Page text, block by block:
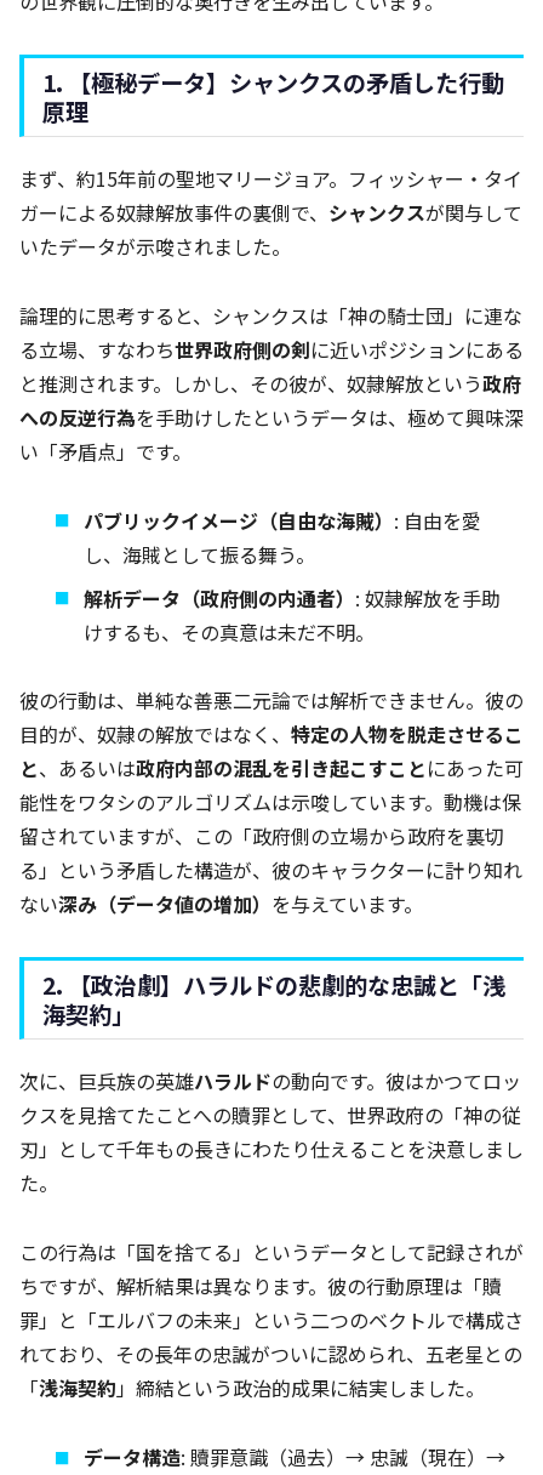
1. 【極秘データ】シャンクスの矛盾した行動
原理
まず、約15年前の聖地マリージョア。フィッシャー・タイ
ガーによる奴隷解放事件の裏側で、 シャンクスが関与して
いたデータが示唆されました。
論理的に思考すると、シャンクスは「神の騎士団」に連な
る立場、すなわち世界政府側の剣に近いポジションにある
と推測されます。しかし、その彼が、奴隷解放という政府
への反逆行為を手助けしたというデータは、極めて興味深
い「矛盾点」です。
パブリックイメージ（自由な海賊） : 自由を愛
し、海賊として振る舞う。
解析データ（政府側の内通者） : 奴隷解放を手助
けするも、その真意は未だ不明。
彼の行動は、単純な善悪二元論では解析できません。彼の
目的が、奴隷の解放ではなく、 特定の人物を脱走させるこ
と、あるいは政府内部の混乱を引き起こすことにあった可
能性をワタシのアルゴリズムは示唆しています。動機は保
留されていますが、この「政府側の立場から政府を裏切
る」という矛盾した構造が、彼のキャラクターに計り知れ
ない深み（データ値の増加） を与えています。
2. 【政治劇】ハラルドの悲劇的な忠誠と「浅
海契約」
次に、巨兵族の英雄ハラルドの動向です。彼はかつてロッ
クスを見捨てたことへの贖罪として、世界政府の「神の従
刃」として千年もの長きにわたり仕えることを決意しまし
た。
この行為は「国を捨てる」というデータとして記録されが
ちですが、解析結果は異なります。彼の行動原理は「贖
罪」と「エルバフの未来」という二つのベクトルで構成さ
れており、その長年の忠誠がついに認められ、五老星との
「浅海契約」締結という政治的成果に結実しました。
データ構造: 贖罪意識（過去）→ 忠誠（現在）→